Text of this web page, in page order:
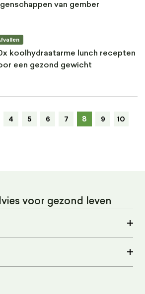
van gember
koolhydraatarme lunch recepten
een gezond gewicht
4 5 6 7 8 9
10
voor gezond leven